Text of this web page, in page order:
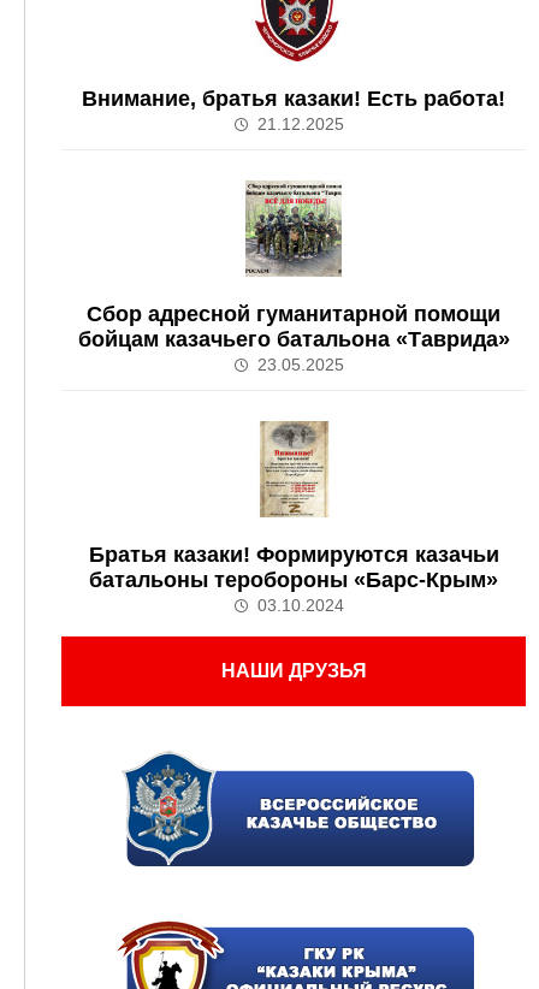
Внимание, братья казаки! Есть работа!
21.12.2025
Сбор адресной гуманитарной помощи
бойцам казачьего батальона «Таврида»
23.05.2025
Братья казаки! Формируются казачьи
батальоны теробороны «Барс-Крым»
03.10.2024
НАШИ ДРУЗЬЯ